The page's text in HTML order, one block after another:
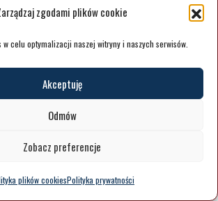
zgodami plików cookie
w celu optymalizacji naszej witryny i naszych serwisów.
Akceptuję
Odmów
Zobacz preferencje
plików cookiesPolityka prywatności
finansjalizacja
Generación Z
giełda
GMU
gospodarka
granice Grecja